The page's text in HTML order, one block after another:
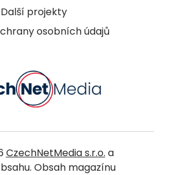
Další projekty
osobních údajů
CzechNetMedia s.r.o. a
Obsah magazínu